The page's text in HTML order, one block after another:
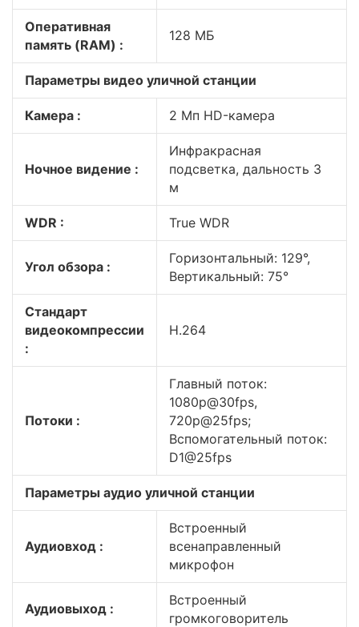
Оперативная
память (RAM) :
128 МБ
Параметры видео уличной станции
Камера : 2 Мп HD-камера
Ночное видение :
Инфракрасная
подсветка, дальность 3
м
WDR : True WDR
Угол обзора :
Горизонтальный: 129°,
Вертикальный: 75°
Стандарт
видеокомпрессии
:
H.264
Потоки :
Главный поток:
1080p@30fps,
720p@25fps;
Вспомогательный поток:
D1@25fps
Параметры аудио уличной станции
Аудиовход :
Встроенный
всенаправленный
микрофон
Аудиовыход :
Встроенный
громкоговоритель